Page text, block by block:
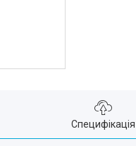
Специфікація